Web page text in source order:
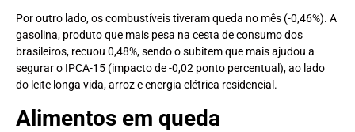
Por outro lado, os combustíveis tiveram queda no mês (-0,46%). A
gasolina, produto que mais pesa na cesta de consumo dos
brasileiros, recuou 0,48%, sendo o subitem que mais ajudou a
segurar o IPCA-15 (impacto de -0,02 ponto percentual), ao lado
do leite longa vida, arroz e energia elétrica residencial.
Alimentos em queda